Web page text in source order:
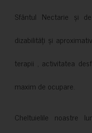
Sfântul Nectarie și
dizabilități și
terapii , activitatea
maxim de ocupare.
Cheltuielile noastre